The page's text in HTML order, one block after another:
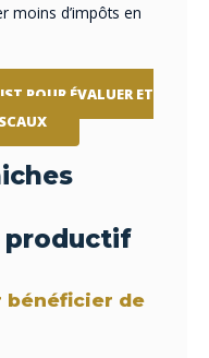
moins d’impôts en
POUR ÉVALUER ET
productif
bénéficier de